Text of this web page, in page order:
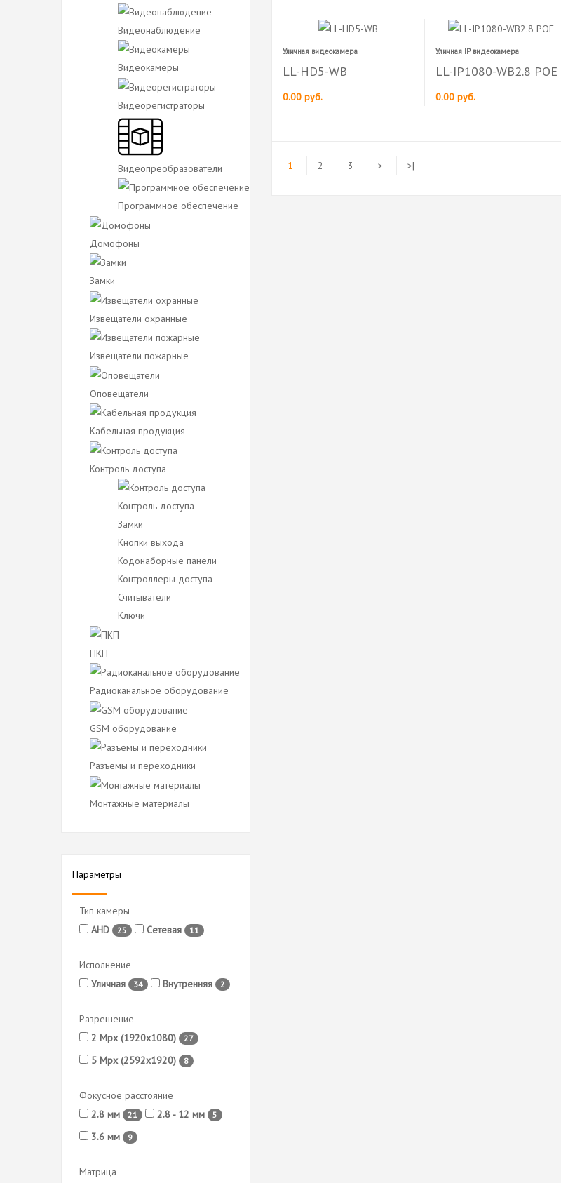
Видеонаблюдение
Видеокамеры
Видеорегистраторы
Видеопреобразователи
Программное обеспечение
Домофоны
Замки
Извещатели охранные
Извещатели пожарные
Оповещатели
Кабельная продукция
Контроль доступа
Контроль доступа
Замки
Кнопки выхода
Кодонаборные панели
Контроллеры доступа
Считыватели
Ключи
ПКП
Радиоканальное оборудование
GSM оборудование
Разъемы и переходники
Монтажные материалы
Параметры
Тип камеры
AHD
25 Сетевая 11
Исполнение
Уличная
34 Внутренняя 2
Разрешение
2 Mpx (1920x1080)
27
5 Mpx (2592x1920) 8
Фокусное расстояние
2.8 мм
21 2.8 - 12 мм 5
3.6 мм 9
Матрица
Уличная видеокамера
LL-HD5-WB
0.00 руб.
Уличная IP видеокамера
LL-IP1080-WB2.8 POE
0.00 руб.
1 2 3 > >|